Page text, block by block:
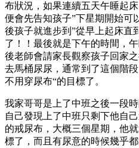
布狀況，如果連續五天午睡起
便會先告知孩子”下星期開始可
後孩子就進步到”從早上起床直
了！！最後就是下午的時間，
後老師會請家長觀察孩子回家
去馬桶尿尿，通常到了這個階
不用穿尿布“的目標了。
我家哥哥是上了中班之後一段
自己發現上了中班只剩下他自
的戒尿布，大概三個星期，他
標了，而且有尿意的時候幾乎